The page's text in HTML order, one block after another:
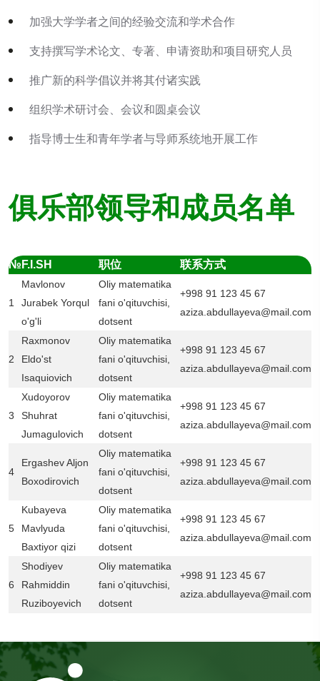
加强大学学者之间的经验交流和学术合作
支持撰写学术论文、专著、申请资助和项目研究人员
推广新的科学倡议并将其付诸实践
组织学术研讨会、会议和圆桌会议
指导博士生和青年学者与导师系统地开展工作
俱乐部领导和成员名单
№ F.I.SH 职位 联系方式
1
Mavlonov
Jurabek Yorqul
o'g'li
Oliy matematika
fani o'qituvchisi,
dotsent
+998 91 123 45 67
aziza.abdullayeva@mail.com
2
Raxmonov
Eldo'st
Isaquiovich
Oliy matematika
fani o'qituvchisi,
dotsent
+998 91 123 45 67
aziza.abdullayeva@mail.com
3
Xudoyorov
Shuhrat
Jumagulovich
Oliy matematika
fani o'qituvchisi,
dotsent
+998 91 123 45 67
aziza.abdullayeva@mail.com
4
Ergashev Aljon
Boxodirovich
Oliy matematika
fani o'qituvchisi,
dotsent
+998 91 123 45 67
aziza.abdullayeva@mail.com
5
Kubayeva
Mavlyuda
Baxtiyor qizi
Oliy matematika
fani o'qituvchisi,
dotsent
+998 91 123 45 67
aziza.abdullayeva@mail.com
6
Shodiyev
Rahmiddin
Ruziboyevich
Oliy matematika
fani o'qituvchisi,
dotsent
+998 91 123 45 67
aziza.abdullayeva@mail.com